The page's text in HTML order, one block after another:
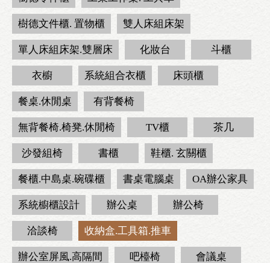
樹德文件櫃. 置物櫃 雙人床組床架
單人床組床架.雙層床 化妝台 斗櫃
衣櫥 系統組合衣櫃 床頭櫃
餐桌.休閒桌 有背餐椅
無背餐椅.椅凳.休閒椅 TV櫃 茶几
沙發組椅 書櫃 鞋櫃. 玄關櫃
餐櫃.中島桌.碗碟櫃 書桌電腦桌 OA辦公家具
系統櫥櫃設計 辦公桌 辦公椅
洽談椅 收納盒.工具箱.推車
辦公室屏風.高隔間 吧檯椅 會議桌